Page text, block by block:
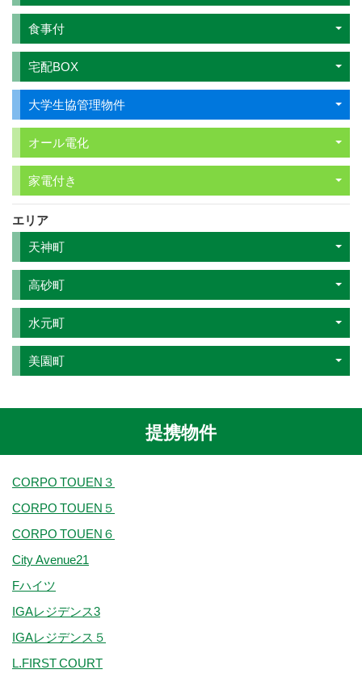
食事付
宅配BOX
大学生協管理物件
オール電化
家電付き
エリア
天神町
高砂町
水元町
美園町
提携物件
CORPO TOUEN３
CORPO TOUEN５
CORPO TOUEN６
City Avenue21
Fハイツ
IGAレジデンス3
IGAレジデンス５
L.FIRST COURT